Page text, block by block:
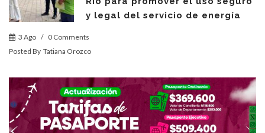
y legal del servicio de energía
3 Ago / 0 Comments
Posted By Tatiana Orozco